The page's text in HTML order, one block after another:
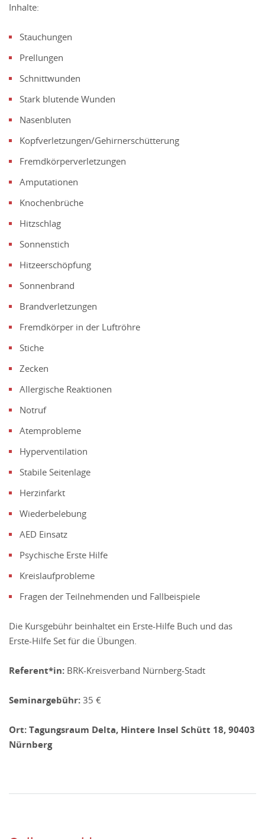
Inhalte:
Stauchungen
Prellungen
Schnittwunden
Stark blutende Wunden
Nasenbluten
Kopfverletzungen/Gehirnerschütterung
Fremdkörperverletzungen
Amputationen
Knochenbrüche
Hitzschlag
Sonnenstich
Hitzeerschöpfung
Sonnenbrand
Brandverletzungen
Fremdkörper in der Luftröhre
Stiche
Zecken
Allergische Reaktionen
Notruf
Atemprobleme
Hyperventilation
Stabile Seitenlage
Herzinfarkt
Wiederbelebung
AED Einsatz
Psychische Erste Hilfe
Kreislaufprobleme
Fragen der Teilnehmenden und Fallbeispiele
Die Kursgebühr beinhaltet ein Erste-Hilfe Buch und das
Erste-Hilfe Set für die Übungen.
Referent*in: BRK-Kreisverband Nürnberg-Stadt
Seminargebühr: 35 €
Ort: Tagungsraum Delta, Hintere Insel Schütt 18,90403
Nürnberg